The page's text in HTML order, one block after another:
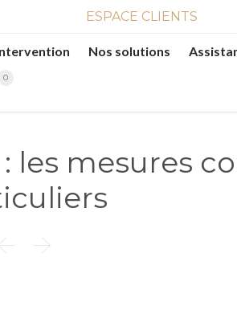
ESPACE CLIENTS
Nos solutions
0
les mesures
